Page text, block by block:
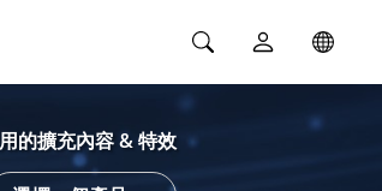
的擴充內容 & 特效